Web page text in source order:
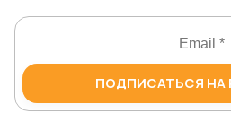
ПОДПИСАТЬСЯ НА